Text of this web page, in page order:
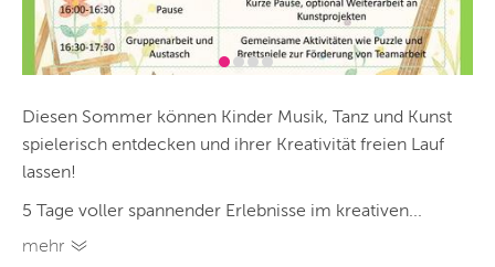
Diesen Sommer können Kinder Musik, Tanz und Kunst
spielerisch entdecken und ihrer Kreativität freien Lauf
lassen!
5 Tage voller spannender Erlebnisse im kreativen...
mehr